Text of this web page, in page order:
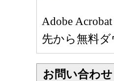
Adobe
先から無料
お問い合わせ